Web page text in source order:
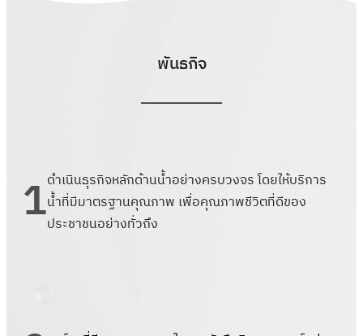
พันธกิจ
1ดำเนินธุรกิจหลักด้านน้ำอย่างครบวงจร โดยให้บริการ
น้ำที่มีมาตรฐานคุณภาพ เพื่อคุณภาพชีวิตที่ดีของ
ประชาชนอย่างทั่วถึง